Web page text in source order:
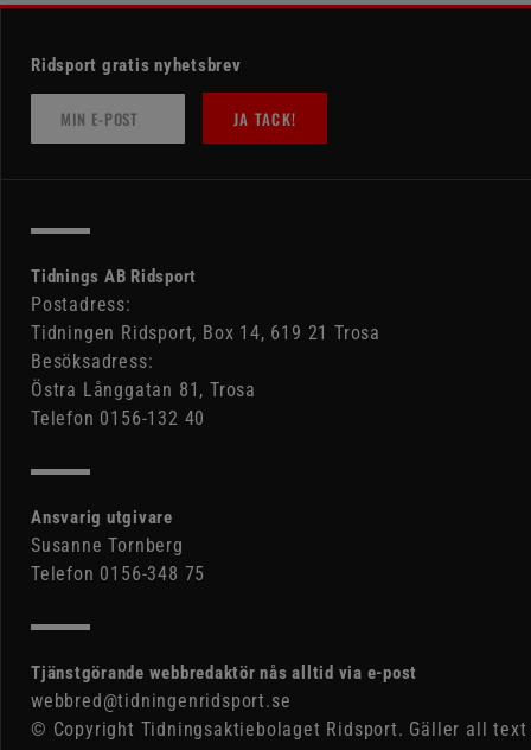
Ridsport gratis nyhetsbrev
JA TACK!
Tidnings AB Ridsport
Postadress:
Tidningen Ridsport, Box 14, 619 21 Trosa
Besöksadress:
Östra Långgatan 81, Trosa
Telefon 0156-132 40
Ansvarig utgivare
Susanne Tornberg
Telefon 0156-348 75
Tjänstgörande webbredaktör nås alltid via e-post
webbred@tidningenridsport.se
© Copyright Tidningsaktiebolaget Ridsport. Gäller all text